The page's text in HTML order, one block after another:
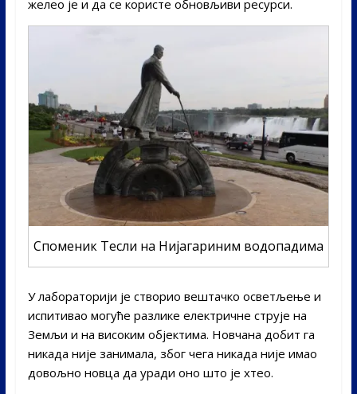
желео је и да се користе обновљиви ресурси.
Споменик Тесли на Нијагариним водопадима
У лабораторији је створио вештачко осветљење и
испитивао могуће разлике електричне струје на
Земљи и на високим објектима. Новчана добит га
никада није занимала, због чега никада није имао
довољно новца да уради оно што је хтео.